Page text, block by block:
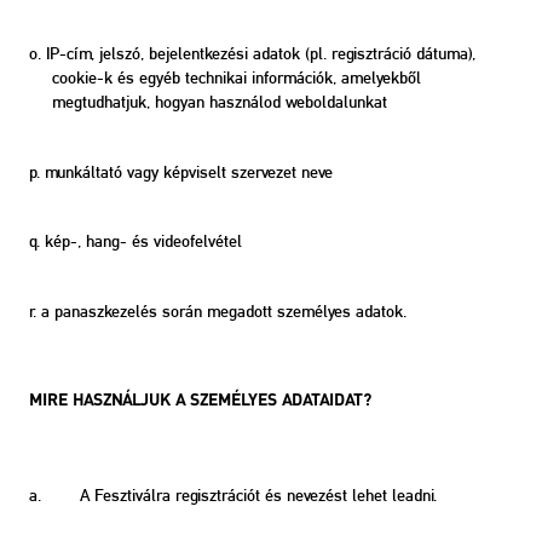
o. IP-cím, jelszó, bejelentkezési adatok (pl. regisztráció dátuma),
cookie-k és egyéb technikai információk, amelyekből
megtudhatjuk, hogyan használod weboldalunkat
p. munkáltató vagy képviselt szervezet neve
q. kép-, hang- és videofelvétel
r. a panaszkezelés során megadott személyes adatok.
MIRE HASZNÁLJUK A SZEMÉLYES ADATAIDAT?
a. A Fesztiválra regisztrációt és nevezést lehet leadni.